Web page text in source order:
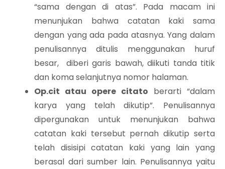
“sama dengan di atas”. Pada macam ini
menunjukan bahwa catatan kaki sama
dengan yang ada pada atasnya. Yang dalam
penulisannya ditulis menggunakan huruf
besar, diberi garis bawah, diikuti tanda titik
dan koma selanjutnya nomor halaman.
Op.cit atau opere citato berarti “dalam
karya yang telah dikutip”. Penulisannya
dipergunakan untuk menunjukan bahwa
catatan kaki tersebut pernah dikutip serta
telah disisipi catatan kaki yang lain yang
berasal dari sumber lain. Penulisannya yaitu